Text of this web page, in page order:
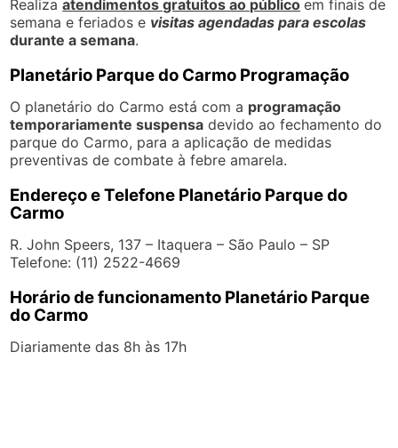
Realizaatendimentos gratuitos ao público em finais de
semana e feriados e visitas agendadas para escolas
durante a semana.
Planetário Parque do Carmo Programação
O planetário do Carmo está com a programação
temporariamente suspensa devido ao fechamento do
parque do Carmo, para a aplicação de medidas
preventivas de combate à febre amarela.
Endereço e Telefone Planetário Parque do
Carmo
R. John Speers, 137 – Itaquera – São Paulo – SP
Telefone: (11) 2522-4669
Horário de funcionamento Planetário Parque
do Carmo
Diariamente das 8h às 17h